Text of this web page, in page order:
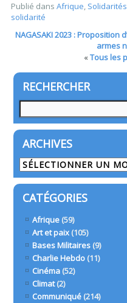
Publié dans Afrique, Solidarités
solidarité
NAGASAKI 2023 :
armes
«Tous les
RECHERCHER
ARCHIVES
Archives
CATÉGORIES
Afrique (59)
Art et paix (105)
Bases Militaires (9)
Charlie Hebdo (11)
Cinéma (52)
Climat(2)
Communiqué (214)